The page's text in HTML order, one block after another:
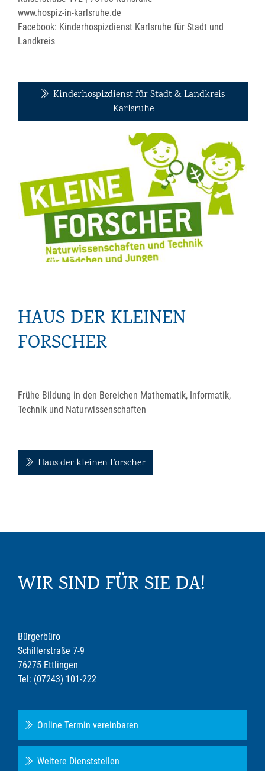
www.hospiz-in-karlsruhe.de
Facebook: Kinderhospizdienst Karlsruhe für Stadt und
Landkreis
Kinderhospizdienst für Stadt & Landkreis
Karlsruhe
HAUS DER KLEINEN
FORSCHER
Frühe Bildung in den Bereichen Mathematik, Informatik,
Technik und Naturwissenschaften
Haus der kleinen Forscher
WIR SIND FÜR SIE DA!
Bürgerbüro
Schillerstraße 7-9
76275 Ettlingen
Tel: (07243) 101-222
Online Termin vereinbaren
Weitere Dienststellen